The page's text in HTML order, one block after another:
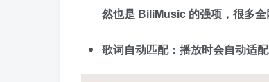
然也是 BiliMusic 的强项，很多全
歌词自动匹配：播放时会自动适